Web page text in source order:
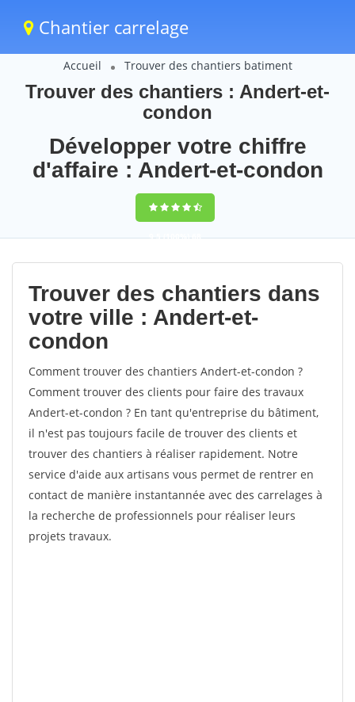
Chantier carrelage
Accueil Trouver des chantiers batiment
Trouver des chantiers : Andert-et-
condon
Développer votre chiffre
d'affaire : Andert-et-condon
9,5(100%)68
votes
Trouver des chantiers dans
votre ville : Andert-et-
condon
Comment trouver des chantiers Andert-et-condon ?
Comment trouver des clients pour faire des travaux
Andert-et-condon ? En tant qu'entreprise du bâtiment,
il n'est pas toujours facile de trouver des clients et
trouver des chantiers à réaliser rapidement. Notre
service d'aide aux artisans vous permet de rentrer en
contact de manière instantannée avec des carrelages à
la recherche de professionnels pour réaliser leurs
projets travaux.